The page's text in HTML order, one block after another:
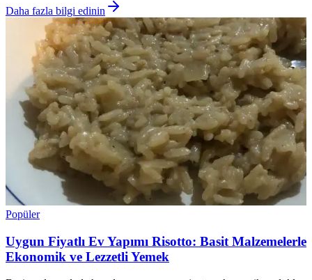
Daha fazla bilgi edinin
Popüler
Uygun Fiyatlı Ev Yapımı Risotto: Basit Malzemelerle
Ekonomik ve Lezzetli Yemek